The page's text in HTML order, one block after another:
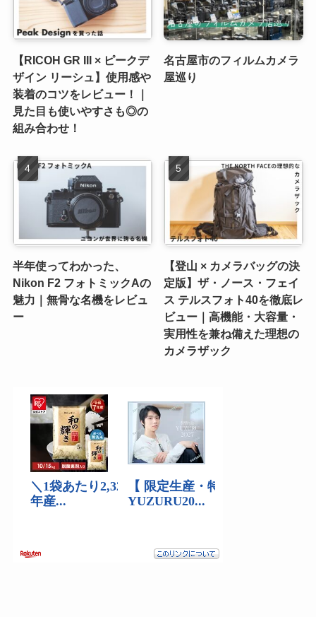
【RICOH GR III × ピークデ
ザイン リーシュ】使用感や
装着のコツをレビュー！｜
見た目も使いやすさも◎の
組み合わせ！
名古屋市のフィルムカメラ
屋巡り
半年使ってわかった、
Nikon F2 フォトミックAの
魅力｜無骨な名機をレビュ
ー
【登山 × カメラバッグの決
定版】ザ・ノース・フェイ
ス テルスフォト40を徹底レ
ビュー｜高機能・大容量・
実用性を兼ね備えた理想の
カメラザック